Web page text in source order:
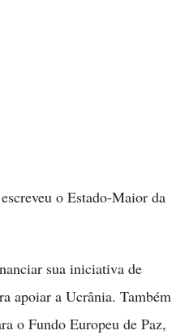
o Estado-Maior da
sua iniciativa de
apoiar a Ucrânia. Também
o Fundo Europeu de Paz,